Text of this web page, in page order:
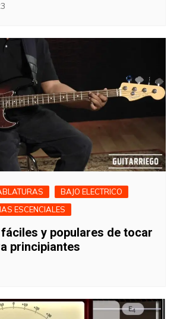
BAJO ELECTRICO
ESCENCIALES
y populares de tocar
principiantes